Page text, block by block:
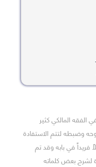
المالكي كثير
وضبطه لتتم الاستفادة
فريداً في بابه وقد تم
لشرح بعض كلماته